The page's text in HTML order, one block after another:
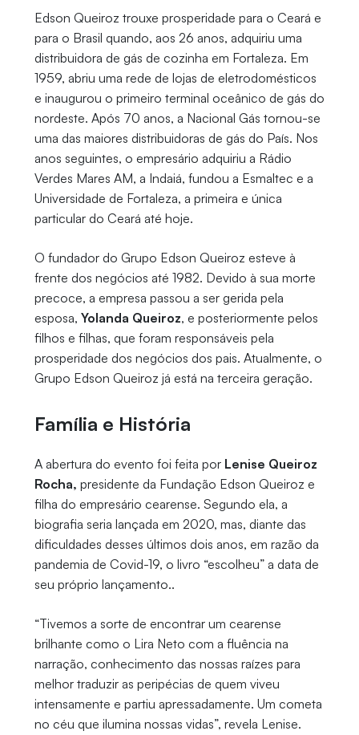
Edson Queiroz trouxe prosperidade para o Ceará e
para o Brasil quando, aos 26 anos, adquiriu uma
distribuidora de gás de cozinha em Fortaleza. Em
1959, abriu uma rede de lojas de eletrodomésticos
e inaugurou o primeiro terminal oceânico de gás do
nordeste. Após 70 anos, a Nacional Gás tornou-se
uma das maiores distribuidoras de gás do País. Nos
anos seguintes, o empresário adquiriu a Rádio
Verdes Mares AM, a Indaiá, fundou a Esmaltec e a
Universidade de Fortaleza, a primeira e única
particular do Ceará até hoje.
O fundador do Grupo Edson Queiroz esteve à
frente dos negócios até 1982. Devido à sua morte
precoce, a empresa passou a ser gerida pela
esposa, Yolanda Queiroz, e posteriormente pelos
filhos e filhas, que foram responsáveis pela
prosperidade dos negócios dos pais. Atualmente, o
Grupo Edson Queiroz já está na terceira geração.
Família e História
A abertura do evento foi feita por Lenise Queiroz
Rocha, presidente da Fundação Edson Queiroz e
filha do empresário cearense. Segundo ela, a
biografia seria lançada em 2020, mas, diante das
dificuldades desses últimos dois anos, em razão da
pandemia de Covid-19, o livro “escolheu” a data de
seu próprio lançamento..
“Tivemos a sorte de encontrar um cearense
brilhante como o Lira Neto com a fluência na
narração, conhecimento das nossas raízes para
melhor traduzir as peripécias de quem viveu
intensamente e partiu apressadamente. Um cometa
no céu que ilumina nossas vidas”, revela Lenise.